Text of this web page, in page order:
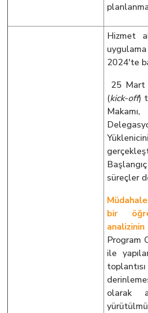
Hizmet
2024'te
25 Mart
(kick-off)
süreçler
bir
Program
ile
olarak